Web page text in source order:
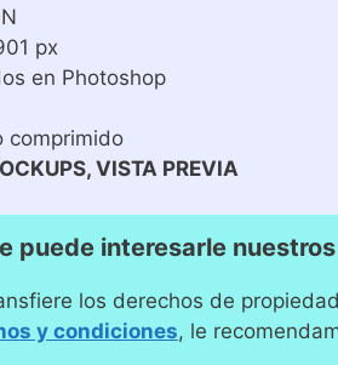
px
en Photoshop
comprimido
VISTA PREVIA
puede interesarle nuestros
los derechos de
y condiciones, le